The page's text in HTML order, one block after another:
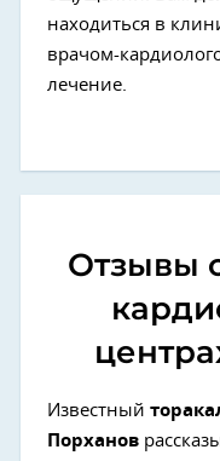
находиться в
врачом-
лечение.
Отзывы
Известный
Порханов